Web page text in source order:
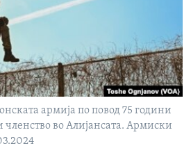
армија по повод 75 години
во Алијансата. Армиски